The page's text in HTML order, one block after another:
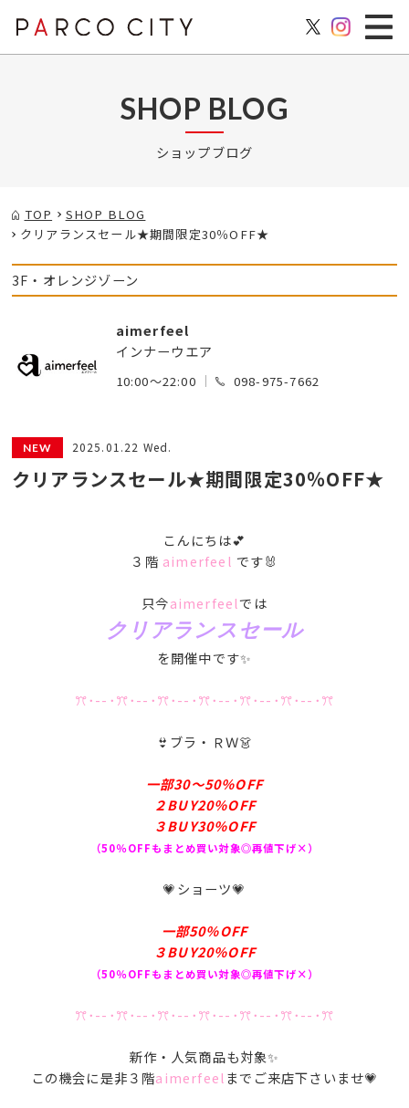
SHOP BLOG
ショップブログ
TOP
SHOP BLOG
クリアランスセール★期間限定30％OFF★
3F・オレンジゾーン
aimerfeel
インナーウエア
10:00～22:00 098-975-7662
2025.01.22 Wed.
クリアランスセール★期間限定30％OFF★
こんにちは💕
３階 aimerfeel です🐰
只今aimerfeelでは
クリアランスセール
を開催中です✨
ꔫ･--･ꔫ･--･ꔫ･--･ꔫ･--･ꔫ･--･ꔫ･--･ꔫ
👙ブラ・ＲＷ👗
一部30～50％OFF
２BUY20％OFF
３BUY30％OFF
（50％OFFもまとめ買い対象◎再値下げ×）
💗ショーツ💗
一部50％OFF
３BUY20％OFF
（50％OFFもまとめ買い対象◎再値下げ×）
ꔫ･--･ꔫ･--･ꔫ･--･ꔫ･--･ꔫ･--･ꔫ･--･ꔫ
新作・人気商品も対象✨
この機会に是非３階aimerfeel までご来店下さいませ💗